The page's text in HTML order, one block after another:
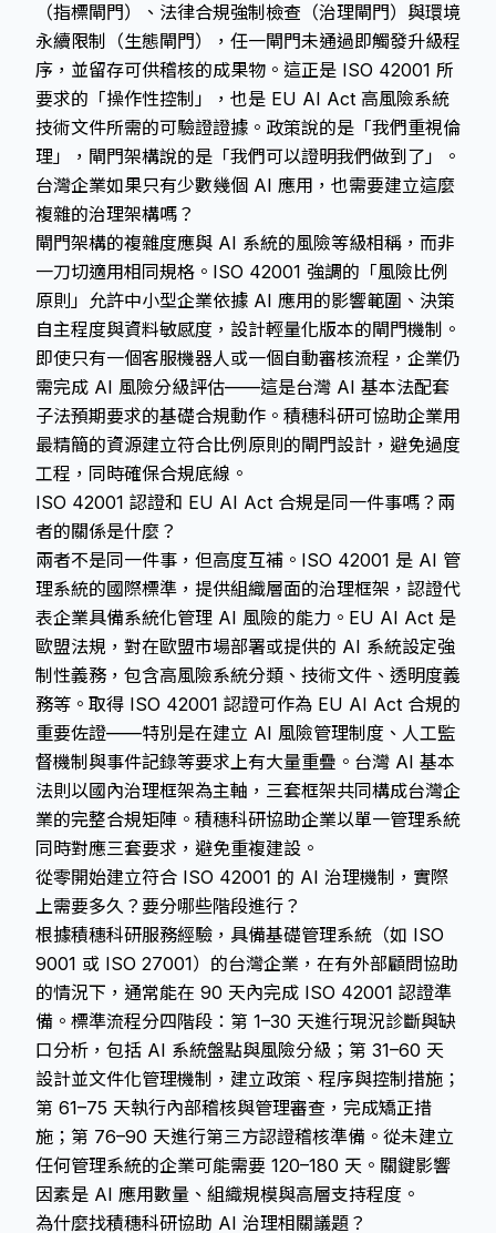
（指標閘門）、法律合規強制檢查（治理閘門）與環境
永續限制（生態閘門），任一閘門未通過即觸發升級程
序，並留存可供稽核的成果物。這正是 ISO 42001 所
要求的「操作性控制」，也是 EU AI Act 高風險系統
技術文件所需的可驗證證據。政策說的是「我們重視倫
理」，閘門架構說的是「我們可以證明我們做到了」。
台灣企業如果只有少數幾個 AI 應用，也需要建立這麼
複雜的治理架構嗎？
閘門架構的複雜度應與 AI 系統的風險等級相稱，而非
一刀切適用相同規格。ISO 42001 強調的「風險比例
原則」允許中小型企業依據 AI 應用的影響範圍、決策
自主程度與資料敏感度，設計輕量化版本的閘門機制。
即使只有一個客服機器人或一個自動審核流程，企業仍
需完成 AI 風險分級評估——這是台灣 AI 基本法配套
子法預期要求的基礎合規動作。積穗科研可協助企業用
最精簡的資源建立符合比例原則的閘門設計，避免過度
工程，同時確保合規底線。
ISO 42001 認證和 EU AI Act 合規是同一件事嗎？兩
者的關係是什麼？
兩者不是同一件事，但高度互補。ISO 42001 是 AI 管
理系統的國際標準，提供組織層面的治理框架，認證代
表企業具備系統化管理 AI 風險的能力。EU AI Act 是
歐盟法規，對在歐盟市場部署或提供的 AI 系統設定強
制性義務，包含高風險系統分類、技術文件、透明度義
務等。取得 ISO 42001 認證可作為 EU AI Act 合規的
重要佐證——特別是在建立 AI 風險管理制度、人工監
督機制與事件記錄等要求上有大量重疊。台灣 AI 基本
法則以國內治理框架為主軸，三套框架共同構成台灣企
業的完整合規矩陣。積穗科研協助企業以單一管理系統
同時對應三套要求，避免重複建設。
從零開始建立符合 ISO 42001 的 AI 治理機制，實際
上需要多久？要分哪些階段進行？
根據積穗科研服務經驗，具備基礎管理系統（如 ISO
9001 或 ISO 27001）的台灣企業，在有外部顧問協助
的情況下，通常能在 90 天內完成 ISO 42001 認證準
備。標準流程分四階段：第 1–30 天進行現況診斷與缺
口分析，包括 AI 系統盤點與風險分級；第 31–60 天
設計並文件化管理機制，建立政策、程序與控制措施；
第 61–75 天執行內部稽核與管理審查，完成矯正措
施；第 76–90 天進行第三方認證稽核準備。從未建立
任何管理系統的企業可能需要 120–180 天。關鍵影響
因素是 AI 應用數量、組織規模與高層支持程度。
為什麼找積穗科研協助 AI 治理相關議題？